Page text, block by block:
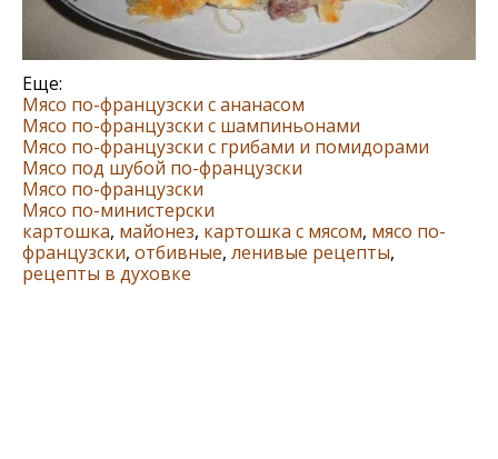
Еще:
Мясо по-французски с ананасом
Мясо по-французски с шампиньонами
Мясо по-французски с грибами и помидорами
Мясо под шубой по-французски
Мясо по-французски
Мясо по-министерски
картошка, майонез, картошка с мясом, мясо по-
французски, отбивные, ленивые рецепты,
рецепты в духовке